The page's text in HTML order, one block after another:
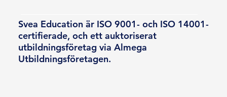
Svea Education är ISO 9001- och ISO 14001-
certifierade, och ett auktoriserat
utbildningsföretag via Almega
Utbildningsföretagen.